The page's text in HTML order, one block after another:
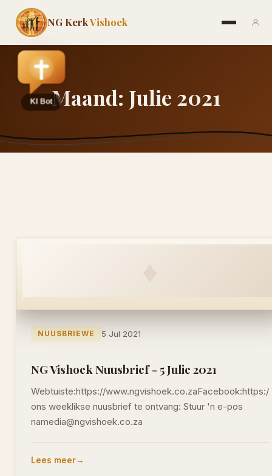
NG KerkVishoek
Maand: Julie 2021
NUUSBRIEWE 5 Jul 2021
NG Vishoek Nuusbrief - 5 Julie 2021
Webtuiste:https://
ons weeklikse nuusbrief te ontvang: Stuur 'n e-pos
namedia@ngvishoek.co.za
Lees meer